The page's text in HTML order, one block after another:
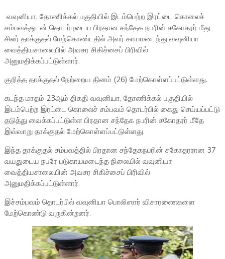
வவுனியா, தோணிக்கல் பகுதியில் இடம்பெற்ற இரட்டை கொலைச்
சம்பவத்துடன் தொடர்புடைய பிரதான சந்தேக நபரின் சகோதரர் மீது
சிலர் தாக்குதல் மேற்கொண்டதில் அவர் காயமடைந்து வவுனியா
வைத்தியசாலையில் அவசர சிகிச்சைப் பிரிவில்
அனுமதிக்கப்பட்டுள்ளார்.
குறித்த தாக்குதல் நேற்றைய தினம் (26) மேற்கொள்ளப்பட்டுள்ளது.
கடந்த மாதம் 23ஆம் திகதி வவுனியா, தோணிக்கல் பகுதியில்
இடம்பெற்ற இரட்டை கொலைச் சம்பவம் தொடர்பில் கைது செய்யப்பட்டு
தடுத்து வைக்கப்பட்டுள்ள பிரதான சந்தேக நபரின் சகோதரர் மீதே
இவ்வாறு தாக்குதல் மேற்கொள்ளப்பட்டுள்ளது.
இந்த தாக்குதல் சம்பவத்தில் பிரதான சந்தேகநபரின் சகோதரரான 37
வயதுடைய நபரே படுகாயமடைந்த நிலையில் வவுனியா
வைத்தியசாலையின் அவசர சிகிச்சைப் பிரிவில்
அனுமதிக்கப்பட்டுள்ளார்.
இச்சம்பவம் தொடர்பில் வவுனியா பொலிஸார் விசாரணைகளை
மேற்கொண்டு வருகின்றனர்.